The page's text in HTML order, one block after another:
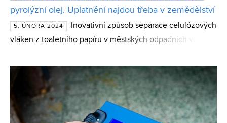
pyrolýzní olej. Uplatnění najdou třeba v zemědělství
5. ÚNORA 2024
Inovativní způsob separace celulózových
vláken z toaletního papíru v městských odpadních vodách
Rodačka ze srbského Bělehradu, která se desítky let ž